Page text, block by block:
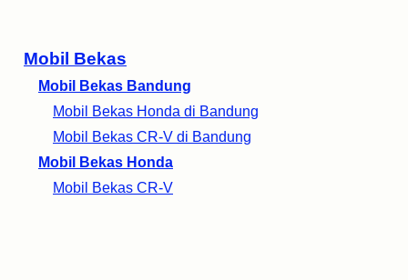
Mobil Bekas
Mobil Bekas Bandung
Mobil Bekas Honda di Bandung
Mobil Bekas CR-V di Bandung
Mobil Bekas Honda
Mobil Bekas CR-V